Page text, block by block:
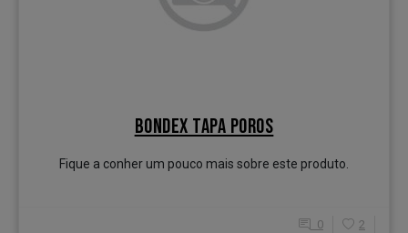
BONDEX TAPA POROS
Fique a conher um pouco mais sobre este produto.
0 2